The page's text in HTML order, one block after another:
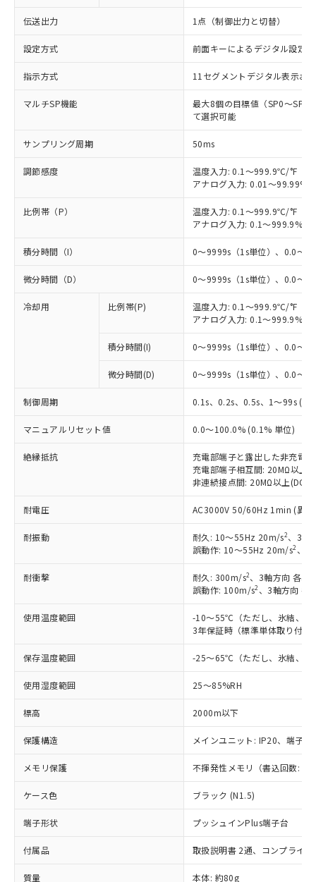
伝送出力 1点（制御出力と切替）
設定方式 前面キーによるデジタル設定(
指示方式 11セグメントデジタル表示お
マルチSP機能
最大8個の目標値（SP0～SP7
て選択可能
サンプリング周期 50ms
調節感度
温度入力: 0.1～999.9℃/°F（
アナログ入力: 0.01～
比例帯（P）
温度入力: 0.1～999.9℃/°F（
アナログ入力: 0.1～999.9%FS
積分時間（I） 0～9999s（1s単位）、0.0～
微分時間（D） 0～9999s（1s単位）、0.0～
冷却用 比例帯(P)
温度入力: 0.1～999.9℃/°F（
アナログ入力: 0.1～999.9%FS
積分時間(I) 0～9999s（1s単位）、0.0～
微分時間(D) 0～9999s（1s単位）、0.0～
制御周期 0.1s、0.2s、0.5s、1～99s (1s
マニュアルリセット値 0.0～100.0% (0.1% 単位)
絶縁抵抗
充電部端子と露出した非充電
充電部端子相互間: 20MΩ以上
非連続接点間: 20MΩ以上
耐電圧 AC3000V 50/60Hz 1min (異極
耐振動 耐久: 10～55Hz 20m/s2、3軸
誤動作: 10～55Hz 20m/s2 、3
耐衝撃 耐久: 300m/s2、3軸方向 各3回
誤動作: 100m/s2 、3軸方向 各
使用温度範囲
-10～55℃（ただし、氷結、結
3年保証時（標準単体取り付
保存温度範囲 -25～65℃（ただし、氷結、結
使用湿度範囲 25～85%RH
標高 2000m以下
保護構造 メインユニット: IP20、端子
メモリ保護 不揮発性メモリ（書込回数:
ケース色 ブラック (N1.5)
端子形状 プッシュインPlus端子台
付属品 取扱説明書 2通、コンプライ
質量 本体: 約80g
対応済み：EU RoHS指令（10物質）の
非含有に対応した製品が提供可能な商品で
対応予定：EU RoHS指令（10物質）の非含
有に対応した製品に切り替える予定のある